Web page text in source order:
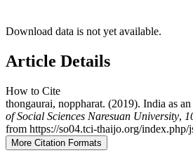
Download data is not yet available.
Article Details
How to Cite
thongaurai, noppharat. (2019). India as
of Social Sciences Naresuan University,
from https://so04.tci-thaijo.org/
More Citation Formats